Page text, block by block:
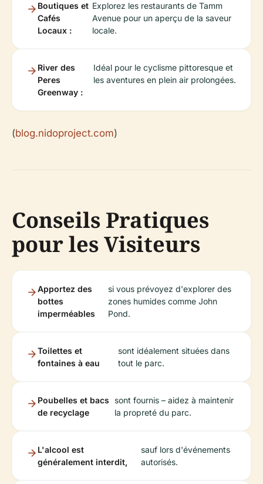
Boutiques et
Cafés
Locaux :
Explorez les restaurants de Tamm
Avenue pour un aperçu de la saveur
locale.
River des
Peres
Greenway :
Idéal pour le cyclisme pittoresque et
les aventures en plein air prolongées.
(blog.nidoproject.com)
Conseils Pratiques
pour les Visiteurs
Apportez des
bottes
imperméables
si vous prévoyez d'explorer des
zones humides comme John
Pond.
Toilettes et
fontaines à eau
sont idéalement situées dans
tout le parc.
Poubelles et bacs
de recyclage
sont fournis – aidez à maintenir
la propreté du parc.
L'alcool est
généralement interdit,
sauf lors d'événements
autorisés.